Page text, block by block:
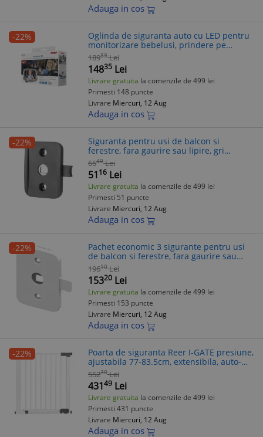
Adauga in cos
-22%
Oglinda de siguranta auto cu LED pentru
monitorizare bebelusi, prindere pe
tetiera, Reer BabyView 86101
18989 Lei
14835 Lei
Livrare gratuita la comenzile de 499 lei
Primesti 148 puncte
Livrare Miercuri, 12 Aug
Adauga in cos
-22%
Siguranta pentru usi de balcon si
ferestre, fara gaurire sau lipire, gri
antracit, Reer WinLock 70021
6549 Lei
5116 Lei
Livrare gratuita la comenzile de 499 lei
Primesti 51 puncte
Livrare Miercuri, 12 Aug
Adauga in cos
-22%
Pachet economic 3 sigurante pentru usi
de balcon si ferestre, fara gaurire sau
lipire, albe, Reer WinLock 70060
19610 Lei
15320 Lei
Livrare gratuita la comenzile de 499 lei
Primesti 153 puncte
Livrare Miercuri, 12 Aug
Adauga in cos
-22%
Poarta de siguranta Reer I-GATE presiune,
ajustabila 77-83.5cm, extensibila, auto-
close, alb
55230 Lei
43149 Lei
Livrare gratuita la comenzile de 499 lei
Primesti 431 puncte
Livrare Miercuri, 12 Aug
Adauga in cos